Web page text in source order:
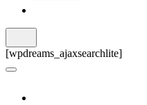
[wpdreams_ajaxsearchlite]